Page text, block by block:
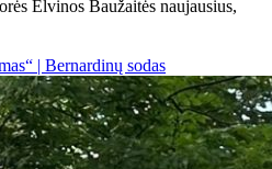
Elvinos Baužaitės naujausius,
| Bernardinų sodas